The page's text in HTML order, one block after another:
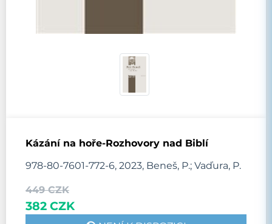
Kázání na hoře-Rozhovory nad Biblí
978-80-7601-772-6, 2023, Beneš, P.; Vaďura, P.
449 CZK
382 CZK